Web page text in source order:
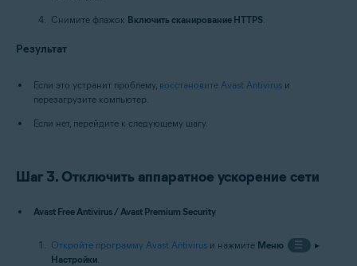
Снимите флажок Включить сканирование HTTPS.
Результат
Если это устранит проблему, восстановите Avast Antivirus и
перезагрузите компьютер.
Если нет, перейдите к следующему шагу.
Шаг 3. Отключить аппаратное ускорение сети
Avast Free Antivirus / Avast Premium Security
Откройте программу Avast Antivirus и нажмите Меню ☰
▸
Настройки.